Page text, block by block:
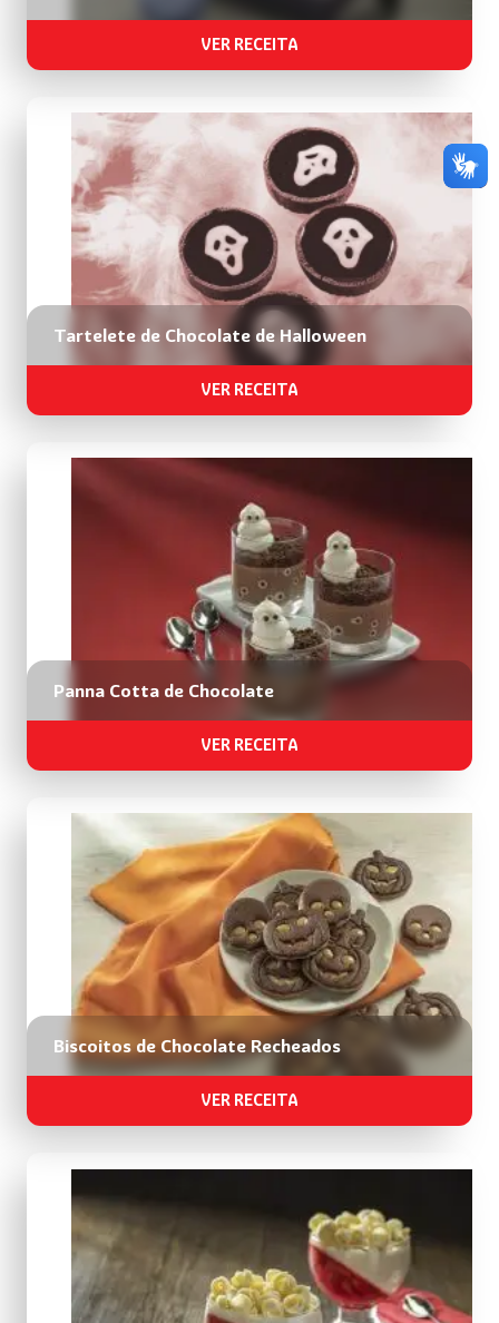
VER RECEITA
Tartelete de Chocolate de Halloween
VER RECEITA
Panna Cotta de Chocolate
VER RECEITA
Biscoitos de Chocolate Recheados
VER RECEITA